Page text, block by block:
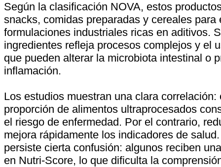
Según la clasificación NOVA, estos
snacks, comidas preparadas y cereales
formulaciones industriales ricas en aditivos.
ingredientes refleja procesos complejos y el
que pueden alterar la microbiota intestinal o
inflamación.
Los estudios muestran una clara
proporción de alimentos ultraprocesados
el riesgo de enfermedad. Por el contrario,
mejora rápidamente los indicadores de
persiste cierta confusión: algunos reciben
en Nutri-Score, lo que dificulta la